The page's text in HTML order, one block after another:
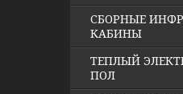
СБОРНЫЕ
КАБИНЫ
ТЕПЛЫЙ
ПОЛ